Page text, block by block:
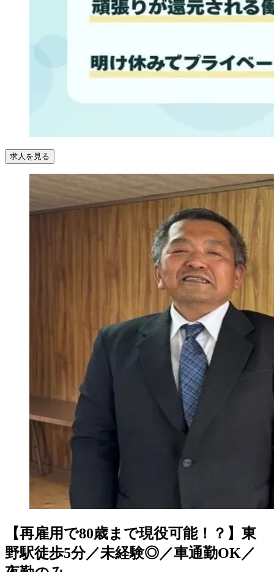
求人を見る
【再雇用で80歳まで現役可能！？】東
野駅徒歩5分／未経験◎／車通勤OK／